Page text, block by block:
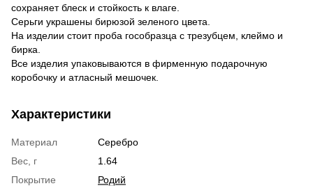
сохраняет блеск и стойкость к влаге.
Серьги украшены бирюзой зеленого цвета.
На изделии стоит проба гособразца с трезубцем, клеймо и
бирка.
Все изделия упаковываются в фирменную подарочную
коробочку и атласный мешочек.
Характеристики
Материал
Серебро
Вес, г
1.64
Покрытие
Родий